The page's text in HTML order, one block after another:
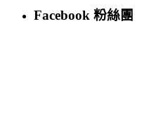
Facebook 粉絲團